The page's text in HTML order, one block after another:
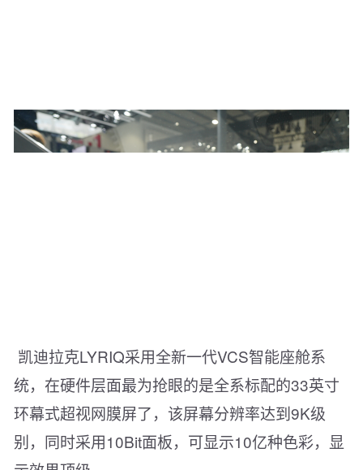
凯迪拉克LYRIQ采用全新一代VCS智能座舱系
统，在硬件层面最为抢眼的是全系标配的33英寸
环幕式超视网膜屏了，该屏幕分辨率达到9K级
别，同时采用10Bit面板，可显示10亿种色彩，显